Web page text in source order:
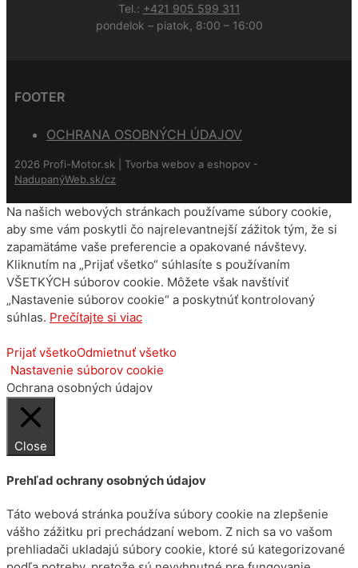
Tel.: +421 905 599 311
pondelok – piatok, 8:00 – 16:00
FOOTER
OCHRANA OSOBNÝCH ÚDAJOV
2026 Profi-Motor.sk | Tvorba webov a eshopov -
NadupanýWeb.sk/cz
Na našich webových stránkach používame súbory cookie,
aby sme vám poskytli čo najrelevantnejší zážitok tým, že si
zapamätáme vaše preferencie a opakované návštevy.
Kliknutím na „Prijať všetko“ súhlasíte s používaním
VŠETKÝCH súborov cookie. Môžete však navštíviť
„Nastavenie súborov cookie“ a poskytnúť kontrolovaný
súhlas. Prečítajte si viac
Prijať všetkoOdmietnuť všetko
Nastavenie súborov cookie
Ochrana osobných údajov
Close
Prehľad ochrany osobných údajov
Táto webová stránka používa súbory cookie na zlepšenie
vášho zážitku pri prechádzaní webom. Z nich sa vo vašom
prehliadači ukladajú súbory cookie, ktoré sú kategorizované